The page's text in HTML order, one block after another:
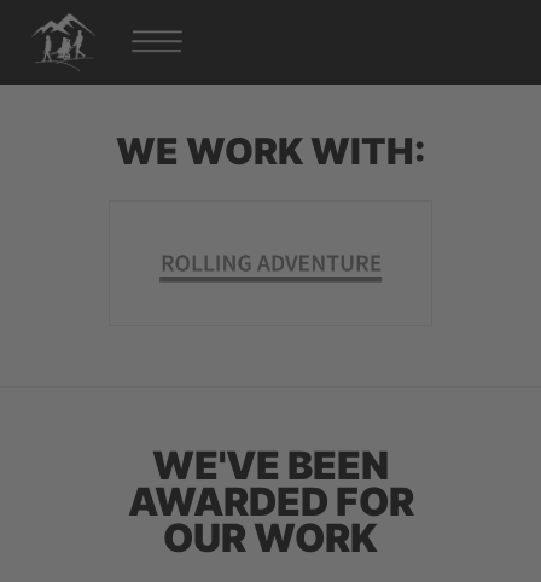
WE WORK WITH:
WE'VE BEEN
AWARDED FOR
OUR WORK